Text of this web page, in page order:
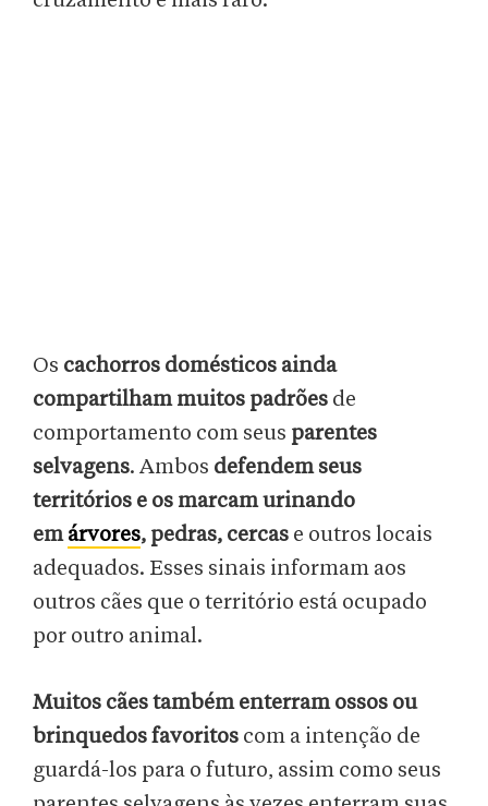
Os cachorros domésticos ainda
compartilham muitos padrões de
comportamento com seus parentes
selvagens. Ambos defendem seus
territórios e os marcam urinando
emárvores, pedras, cercas e outros locais
adequados. Esses sinais informam aos
outros cães que o território está ocupado
por outro animal.
Muitos cães também enterram ossos ou
brinquedos favoritos com a intenção de
guardá-los para o futuro, assim como seus